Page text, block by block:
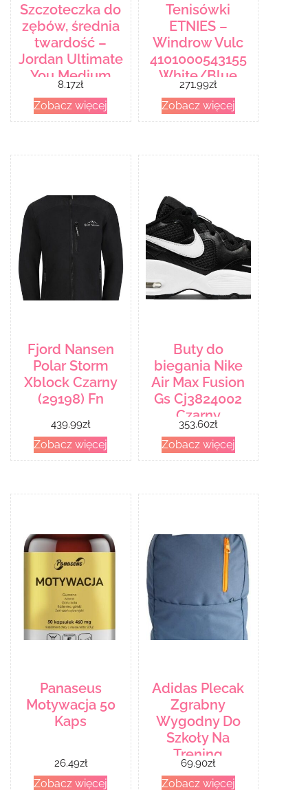
Szczoteczka do
zębów, średnia
twardość –
Jordan Ultimate
You Medium
8.17zł
Zobacz więcej
Tenisówki
ETNIES –
Windrow Vulc
4101000543155
White/Blue
271.99zł
Zobacz więcej
Fjord Nansen
Polar Storm
Xblock Czarny
(29198) Fn
439.99zł
Zobacz więcej
Buty do
biegania Nike
Air Max Fusion
Gs Cj3824002
Czarny
353.60zł
Zobacz więcej
Panaseus
Motywacja 50
Kaps
26.49zł
Zobacz więcej
Adidas Plecak
Zgrabny
Wygodny Do
Szkoły Na
Trening
69.90zł
Zobacz więcej